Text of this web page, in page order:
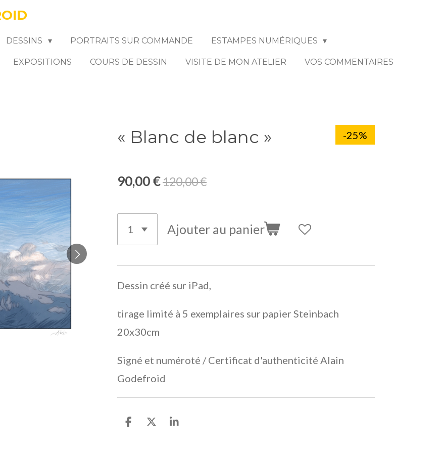
DESSINS PORTRAITS SUR COMMANDE ESTAMPES NUMÉRIQUES
EXPOSITIONS COURS DE DESSIN VISITE DE MON ATELIER VOS COMMENTAIRES
« Blanc de blanc » -25%
90,00 €120,00 €
Ajouter au panier
Dessin créé sur iPad,
tirage limité à 5 exemplaires sur papier Steinbach
20x30cm
Signé et numéroté / Certificat d'authenticité Alain
Godefroid
P
P
P